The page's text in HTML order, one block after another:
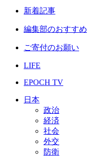
新着記事
編集部のおすすめ
ご寄付のお願い
LIFE
EPOCH TV
日本
政治
経済
社会
外交
防衛